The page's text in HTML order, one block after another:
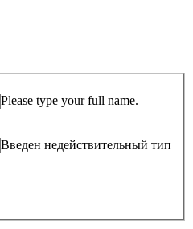
Please type your full name.
Введен недействительный тип